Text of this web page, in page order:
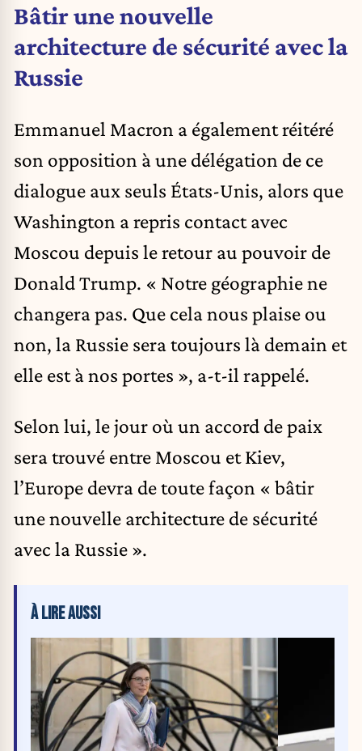
Bâtir une nouvelle
architecture de sécurité avec la
Russie
Emmanuel Macron a également réitéré
son opposition à une délégation de ce
dialogue aux seuls États-Unis, alors que
Washington a repris contact avec
Moscou depuis le retour au pouvoir de
Donald Trump. « Notre géographie ne
changera pas. Que cela nous plaise ou
non, la Russie sera toujours là demain et
elle est à nos portes », a-t-il rappelé.
Selon lui, le jour où un accord de paix
sera trouvé entre Moscou et Kiev,
l’Europe devra de toute façon « bâtir
une nouvelle architecture de sécurité
avec la Russie ».
À LIRE AUSSI